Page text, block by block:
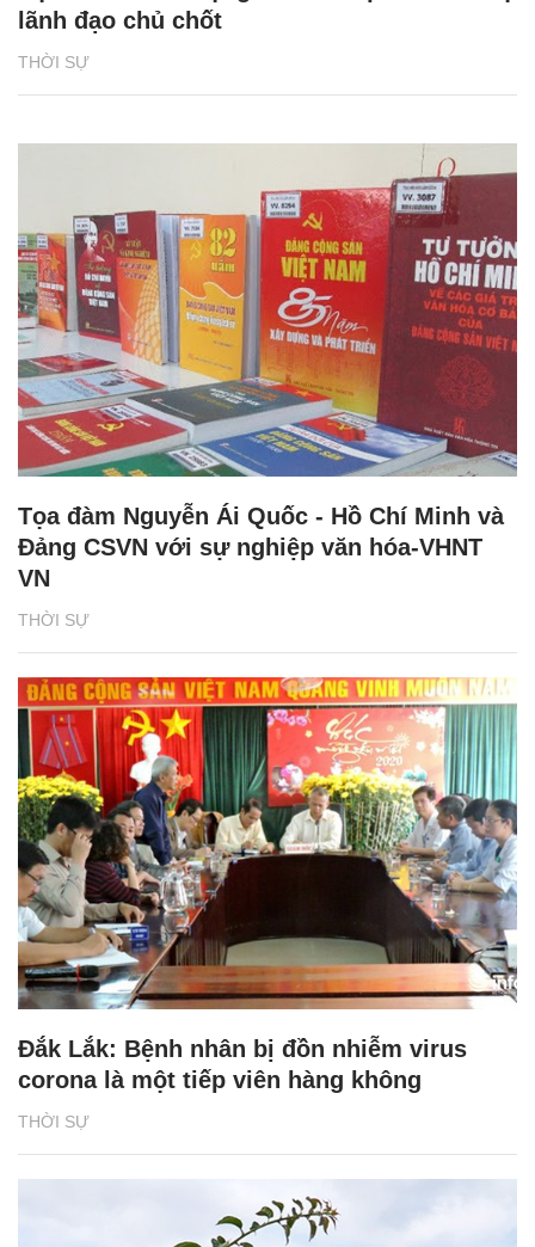
THỜI SỰ
lãnh đạo chủ chốt
THỜI SỰ
Tọa đàm Nguyễn Ái Quốc - Hồ Chí Minh và
Đảng CSVN với sự nghiệp văn hóa-VHNT
VN
THỜI SỰ
Đắk Lắk: Bệnh nhân bị đồn nhiễm virus
corona là một tiếp viên hàng không